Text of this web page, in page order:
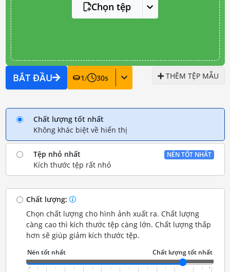
Chọn tệp
BẮT ĐẦU 1/ 30s THÊM TỆP MẪU
Chất lượng tốt nhất
Không khác biệt về hiển thị
Tệp nhỏ nhất
Kích thước tệp rất nhỏ
NÉN TỐT NHẤT
Chất lượng:
Chọn chất lượng cho hình ảnh xuất ra. Chất lượng
càng cao thì kích thước tệp càng lớn. Chất lượng thấp
hơn sẽ giúp giảm kích thước tệp.